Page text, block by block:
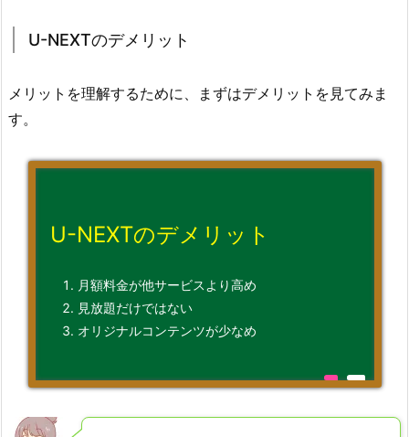
U-NEXTのデメリット
メリットを理解するために、まずはデメリットを見てみま
す。
U-NEXTのデメリット
月額料金が他サービスより高め
見放題だけではない
オリジナルコンテンツが少なめ